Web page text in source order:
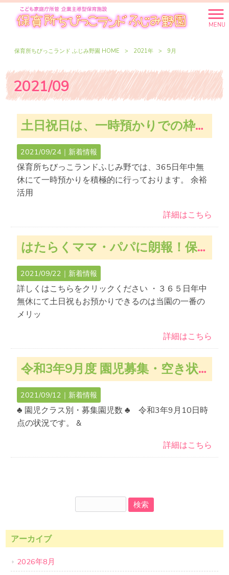
MENU
保育所ちびっこランド ふじみ野園 HOME > 2021年 > 9月
2021/09
土日祝日は、一時預かりでの枠に余裕があります！ご利用お待ちしております♬
2021/09/24｜新着情報
保育所ちびっこランドふじみ野では、365日年中無
休にて一時預かりを積極的に行っております。 余裕
活用
詳細はこちら
はたらくママ・パパに朗報！保育料を一律大幅値下げします！！R3.10月～新保育料。
2021/09/22｜新着情報
詳しくはこちらをクリックください ・３６５日年中
無休にて土日祝もお預かりできるのは当園の一番の
メリッ
詳細はこちら
令和3年9月度 園児募集・空き状況のお知らせ（土日祝 年中無休365日あずけ入れ可能です）
2021/09/12｜新着情報
♣ 園児クラス別・募集園児数 ♣ 令和3年9月10日時
点の状況です。 &
詳細はこちら
アーカイブ
2026年8月